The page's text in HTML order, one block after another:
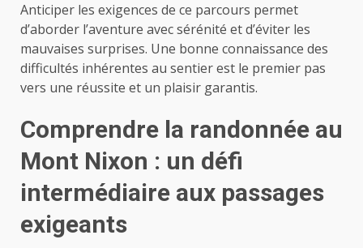
Anticiper les exigences de ce parcours permet
d’aborder l’aventure avec sérénité et d’éviter les
mauvaises surprises. Une bonne connaissance des
difficultés inhérentes au sentier est le premier pas
vers une réussite et un plaisir garantis.
Comprendre la randonnée au
Mont Nixon : un défi
intermédiaire aux passages
exigeants